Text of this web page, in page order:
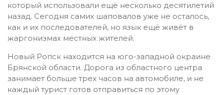
который использовали ещё несколько десятилетий
назад. Сегодня самих шаповалов уже не осталось,
как и их последователей, но язык ещё живёт в
жаргонизмах местных жителей.
Новый Ропск находится на юго-западной окраине
Брянской области. Дорога из областного центра
занимает больше трех часов на автомобиле, и не
каждый турист готов отправиться по этому